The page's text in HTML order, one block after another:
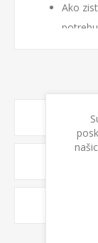
Ako
potrebu
Niečo